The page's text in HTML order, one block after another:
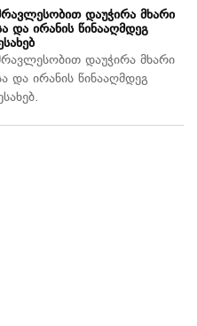
დაუჭირა მხარი
და ირანის წინააღმდეგ
დაუჭირა მხარი
და ირანის წინააღმდეგ